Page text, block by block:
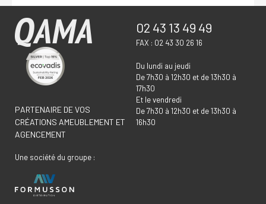
PARTENAIRE DE VOS
CRÉATIONS AMEUBLEMENT ET
AGENCEMENT
Une société du groupe :
02 43 13 49 49
FAX : 02 43 30 26 16
Du lundi au jeudi
De 7h30 à 12h30 et de 13h30 à
17h30
Et le vendredi
De 7h30 à 12h30 et de 13h30 à
16h30